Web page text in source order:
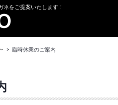
をご提案いたします！
臨時休業のご案内